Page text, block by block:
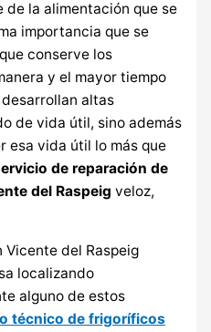
la alimentación que se
importancia que se
conserve los
y el mayor tiempo
altas
de vida útil, sino además
esa vida útil lo más que
de reparación de
del Raspeig veloz,
Vicente del Raspeig
localizando
alguno de estos
técnico de frigoríficos